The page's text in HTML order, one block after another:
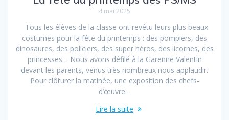
4 mai 2025
Tous les élèves de la classe ont revêtu leurs plus beaux
costumes pour la fête du printemps : des pompiers, des
dinosaures, des policiers, des super héros, des licornes, des
princesses… Nous avons défilé à la Garenne Valentin
devant les parents, venus très nombreux nous applaudir.
Pour clôturer la matinée, une exposition des chefs-
d’œuvre…
Lire la suite